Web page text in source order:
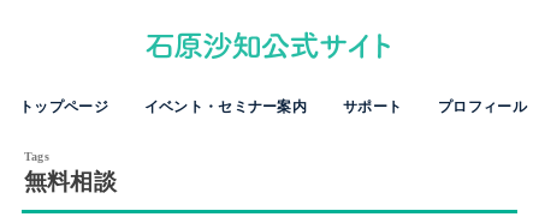
トップページ イベント・セミナー案内 サポート プロフィール
無料相談